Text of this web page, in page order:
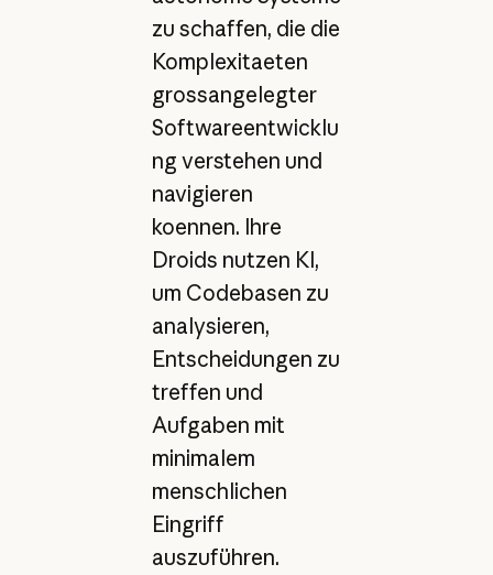
zu schaffen, die die
Komplexitaeten
grossangelegter
Softwareentwicklu
ng verstehen und
navigieren
koennen. Ihre
Droids nutzen KI,
um Codebasen zu
analysieren,
Entscheidungen zu
treffen und
Aufgaben mit
minimalem
menschlichen
Eingriff
auszuführen.